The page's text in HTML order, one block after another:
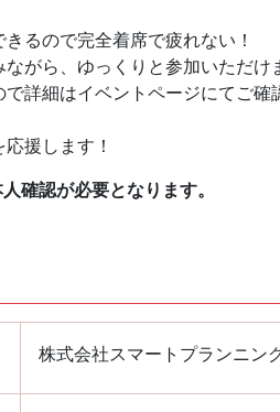
るので完全着席で疲れない！
がら、ゆっくりと参加いただけ
詳細はイベントページにてご確
援します！
確認が必要となります。
株式会社スマートプランニン